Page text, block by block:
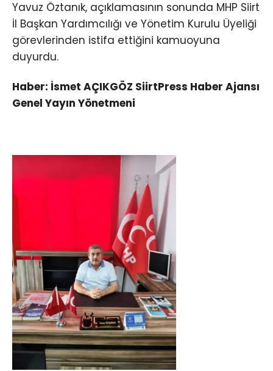
Yavuz Öztanık, açıklamasının sonunda MHP Siirt
İl Başkan Yardımcılığı ve Yönetim Kurulu Üyeliği
görevlerinden istifa ettiğini kamuoyuna
duyurdu.
Haber: İsmet AÇIKGÖZ SiirtPress Haber Ajansı
Genel Yayın Yönetmeni